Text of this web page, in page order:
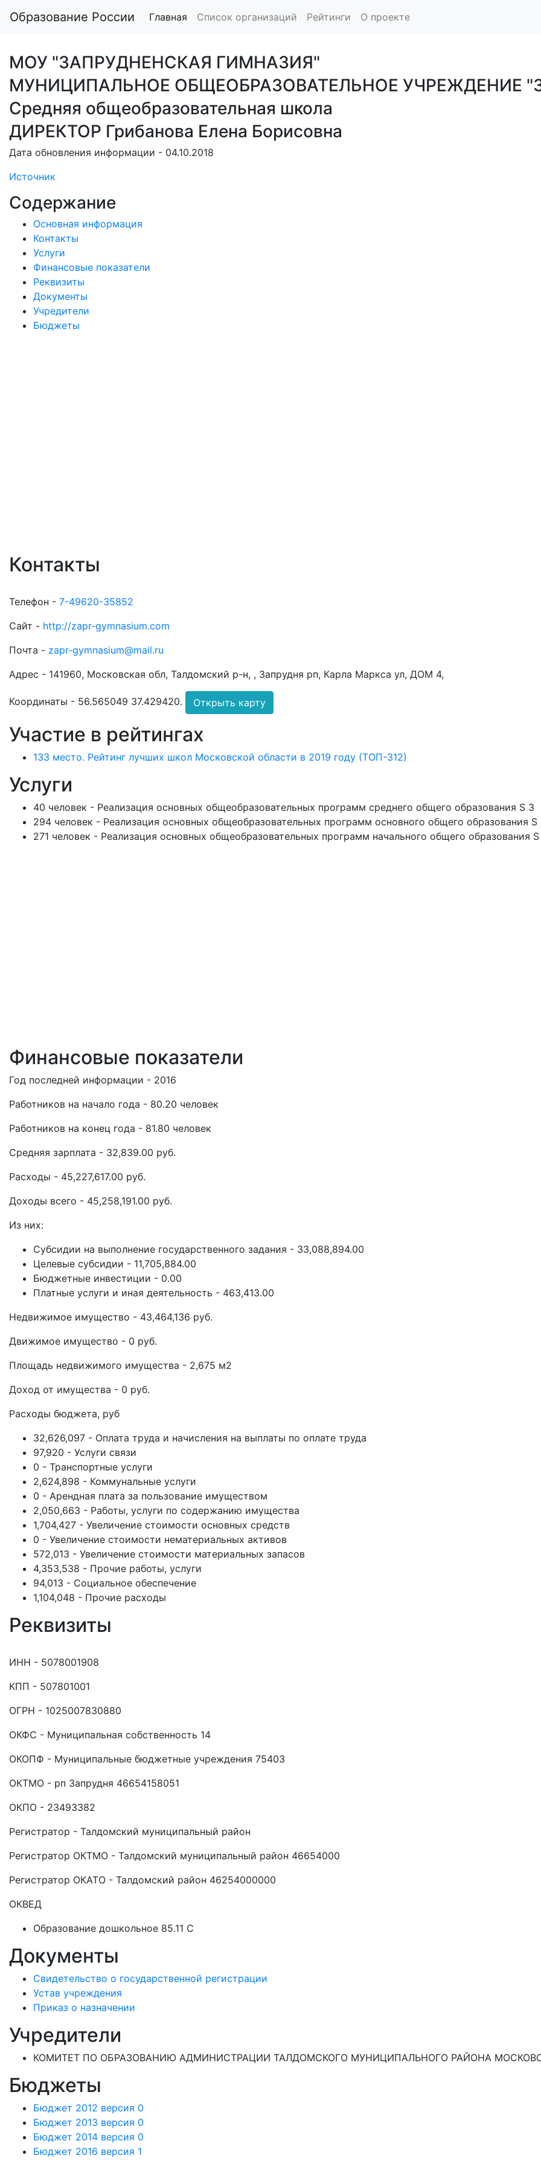
Образование России Главная Список организаций Рейтинги О проекте
МОУ "ЗАПРУДНЕНСКАЯ ГИМНАЗИЯ"
МУНИЦИПАЛЬНОЕ ОБЩЕОБРАЗОВАТЕЛЬНОЕ УЧРЕЖДЕНИЕ
Средняя общеобразовательная школа
ДИРЕКТОР Грибанова Елена Борисовна
Дата обновления информации - 04.10.2018
Источник
Содержание
Основная информация
Контакты
Услуги
Финансовые показатели
Реквизиты
Документы
Учредители
Бюджеты
Контакты
Телефон - 7-49620-35852
Сайт - http://zapr-gymnasium.com
Почта - zapr-gymnasium@mail.ru
Адрес - 141960, Московская обл, Талдомский р-н, , Запрудня рп, Карла Маркса ул, ДОМ 4,
Координаты - 56.565049 37.429420. Открыть карту
Участие в рейтингах
133 место. Рейтинг лучших школ Московской области в 2019 году (ТОП-312)
Услуги
40 человек - Реализация основных общеобразовательных программ среднего общего образования S 3
294 человек - Реализация основных общеобразовательных программ основного общего образования S
271 человек - Реализация основных общеобразовательных программ начального общего образования S
Финансовые показатели
Год последней информации - 2016
Работников на начало года - 80.20 человек
Работников на конец года - 81.80 человек
Средняя зарплата - 32,839.00 руб.
Расходы - 45,227,617.00 руб.
Доходы всего - 45,258,191.00 руб.
Из них:
Субсидии на выполнение государственного задания - 33,088,894.00
Целевые субсидии - 11,705,884.00
Бюджетные инвестиции - 0.00
Платные услуги и иная деятельность - 463,413.00
Недвижимое имущество - 43,464,136 руб.
Движимое имущество - 0 руб.
Площадь недвижимого имущества - 2,675 м2
Доход от имущества - 0 руб.
Расходы бюджета, руб
32,626,097 - Оплата труда и начисления на выплаты по оплате труда
97,920 - Услуги связи
0 - Транспортные услуги
2,624,898 - Коммунальные услуги
0 - Арендная плата за пользование имуществом
2,050,663 - Работы, услуги по содержанию имущества
1,704,427 - Увеличение стоимости основных средств
0 - Увеличение стоимости нематериальных активов
572,013 - Увеличение стоимости материальных запасов
4,353,538 - Прочие работы, услуги
94,013 - Социальное обеспечение
1,104,048 - Прочие расходы
Реквизиты
ИНН - 5078001908
КПП - 507801001
ОГРН - 1025007830880
ОКФС - Муниципальная собственность 14
ОКОПФ - Муниципальные бюджетные учреждения 75403
ОКТМО - рп Запрудня 46654158051
ОКПО - 23493382
Регистратор - Талдомский муниципальный район
Регистратор ОКТМО - Талдомский муниципальный район 46654000
Регистратор ОКАТО - Талдомский район 46254000000
ОКВЕД
Образование дошкольное 85.11 C
Документы
Свидетельство о государственной регистрации
Устав учреждения
Приказ о назначении
Учредители
КОМИТЕТ ПО ОБРАЗОВАНИЮ АДМИНИСТРАЦИИ ТАЛДОМСКОГО МУНИЦИПАЛЬНОГО РАЙОНА
Бюджеты
Бюджет 2012 версия 0
Бюджет 2013 версия 0
Бюджет 2014 версия 0
Бюджет 2016 версия 1